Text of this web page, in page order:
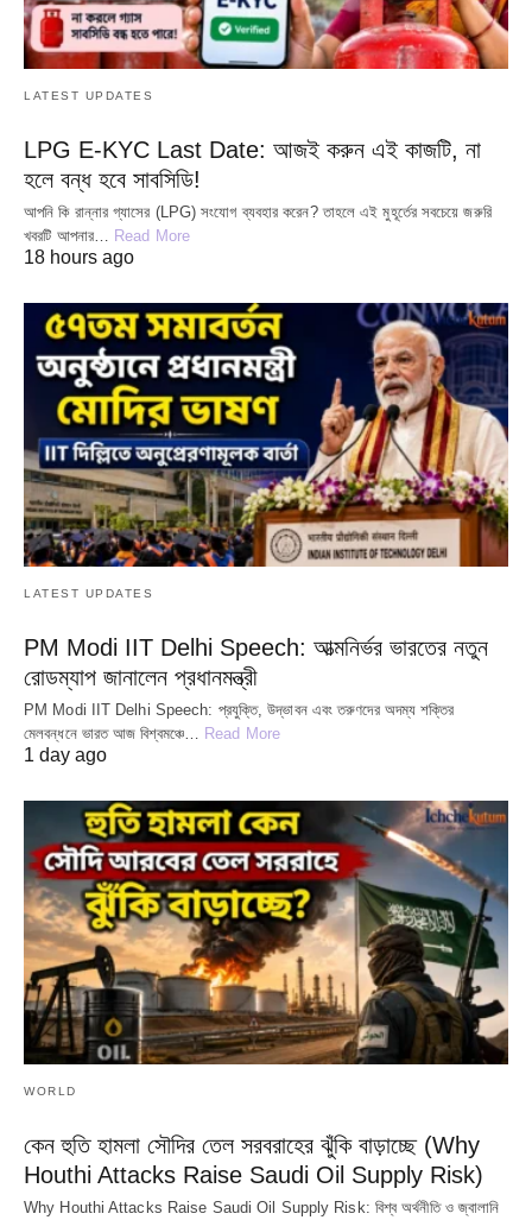
LATEST UPDATES
LPG E-KYC Last Date: আজই করুন এই কাজটি, না
হলে বন্ধ হবে সাবসিডি!
আপনি কি রান্নার গ্যাসের (LPG) সংযোগ ব্যবহার করেন? তাহলে এই মুহূর্তের সবচেয়ে জরুরি
খবরটি আপনার… Read More
18 hours ago
LATEST UPDATES
PM Modi IIT Delhi Speech: আত্মনির্ভর ভারতের নতুন
রোডম্যাপ জানালেন প্রধানমন্ত্রী
PM Modi IIT Delhi Speech: প্রযুক্তি, উদ্ভাবন এবং তরুণদের অদম্য শক্তির
মেলবন্ধনে ভারত আজ বিশ্বমঞ্চে…
Read More
1 day ago
WORLD
কেন হুতি হামলা সৌদির তেল সরবরাহের ঝুঁকি বাড়াচ্ছে (Why
Houthi Attacks Raise Saudi Oil Supply Risk)
Why Houthi Attacks Raise Saudi Oil Supply Risk: বিশ্ব অর্থনীতি ও জ্বালানি